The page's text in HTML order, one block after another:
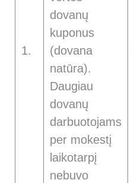
1.
dovanų
kuponus
(dovana
natūra).
Daugiau
dovanų
darbuotojams
per mokestį
laikotarpį
nebuvo